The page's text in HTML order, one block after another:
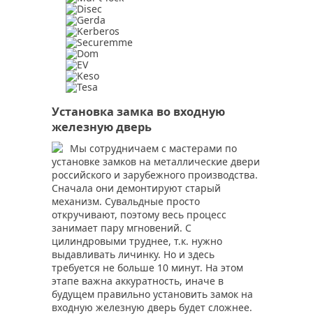
Установка замка во входную
железную дверь
Мы сотрудничаем с мастерами по
установке замков на металлические двери
российского и зарубежного производства.
Сначала они демонтируют старый
механизм. Сувальдные просто
откручивают, поэтому весь процесс
занимает пару мгновений. С
цилиндровыми труднее, т.к. нужно
выдавливать личинку. Но и здесь
требуется не больше 10 минут. На этом
этапе важна аккуратность, иначе в
будущем правильно установить замок на
входную железную дверь будет сложнее.